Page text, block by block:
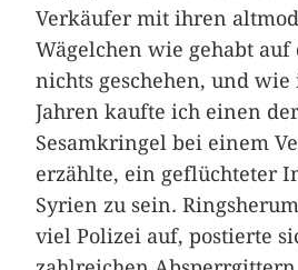
Verkäufer mit ihren
Wägelchen wie gehabt auf
nichts geschehen, und
Jahren kaufte ich einen
Sesamkringel bei einem
erzählte, ein geflüchteter
Syrien zu sein.
viel Polizei auf, postierte